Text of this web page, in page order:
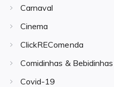
Carnaval
Cinema
ClickREComenda
Comidinhas & Bebidinhas
Covid-19